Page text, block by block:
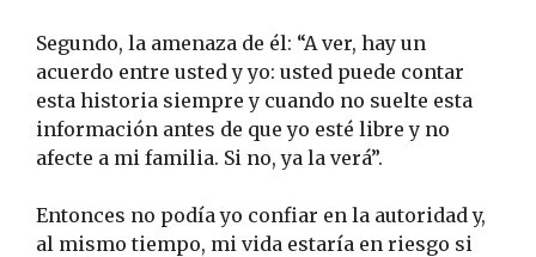
Segundo, la amenaza de él: “A ver, hay un
acuerdo entre usted y yo: usted puede contar
esta historia siempre y cuando no suelte esta
información antes de que yo esté libre y no
afecte a mi familia. Si no, ya la verá”.
Entonces no podía yo confiar en la autoridad y,
al mismo tiempo, mi vida estaría en riesgo si